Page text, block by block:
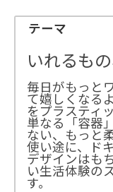
テーマ
いれるも
毎日がもっと
て嬉しくなる
をプラスティ
単なる「容器
ない、もっと
使い途に、ド
デザインはも
い生活体験の
す。